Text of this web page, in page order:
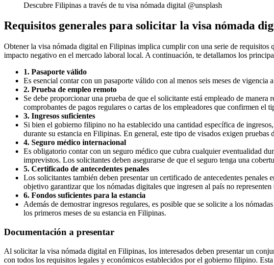
Descubre Filipinas a través de tu visa nómada digital @unsplash
Requisitos generales para solicitar la visa nómada
Obtener la visa nómada digital en Filipinas implica cumplir con una serie de requisitos
impacto negativo en el mercado laboral local. A continuación, te detallamos los
1. Pasaporte válido
Es esencial contar con un pasaporte válido con al menos seis meses de
2. Prueba de empleo remoto
Se debe proporcionar una prueba de que el solicitante está empleado de
comprobantes de pagos regulares o cartas de los empleadores que confirmen el
3. Ingresos suficientes
Si bien el gobierno filipino no ha establecido una cantidad específica de
durante su estancia en Filipinas. En general, este tipo de visados exigen
4. Seguro médico internacional
Es obligatorio contar con un seguro médico que cubra cualquier eventualidad
imprevistos. Los solicitantes deben asegurarse de que el seguro tenga una
5. Certificado de antecedentes penales
Los solicitantes también deben presentar un certificado de antecedentes
objetivo garantizar que los nómadas digitales que ingresen al país no
6. Fondos suficientes para la estancia
Además de demostrar ingresos regulares, es posible que se solicite a los
los primeros meses de su estancia en Filipinas.
Documentación a presentar
Al solicitar la visa nómada digital en Filipinas, los interesados deben presentar un
con todos los requisitos legales y económicos establecidos por el gobierno filipino.